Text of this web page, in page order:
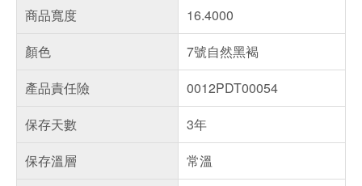
商品寬度
16.4000
顏色
7號自然黑褐
產品責任險
0012PDT00054
保存天數
3年
保存溫層
常溫